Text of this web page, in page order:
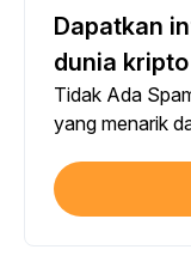
Dapatkan
dunia
Tidak Ada
yang menarik